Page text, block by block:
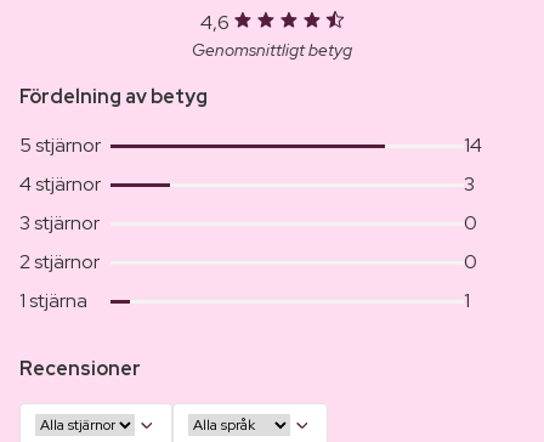
4,6
Genomsnittligt betyg
Fördelning av betyg
5 stjärnor
14
4 stjärnor
3
3 stjärnor
0
2 stjärnor
0
1 stjärna
1
Recensioner